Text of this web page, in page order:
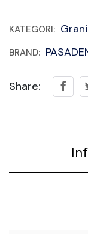
KATEGORI:
BRAND:
Share: